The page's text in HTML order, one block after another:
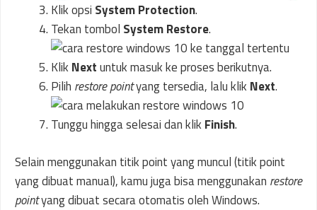
Klik opsi System Protection.
Tekan tombol System Restore.
Klik Nextuntuk masuk ke proses berikutnya.
Pilih restore pointyang tersedia, lalu klik Next.
Tunggu hingga selesai dan klik Finish.
Selain menggunakan titik point yang muncul (titik point
yang dibuat manual), kamu juga bisa menggunakan restore
pointyang dibuat secara otomatis oleh Windows.